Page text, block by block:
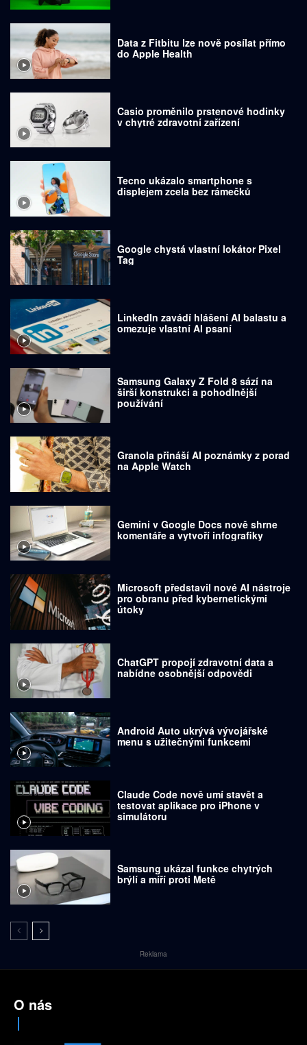
Data z Fitbitu lze nově posílat přímo
do Apple Health
Casio proměnilo prstenové hodinky
v chytré zdravotní zařízení
Tecno ukázalo smartphone s
displejem zcela bez rámečků
Google chystá vlastní lokátor Pixel
Tag
LinkedIn zavádí hlášení AI balastu a
omezuje vlastní AI psaní
Samsung Galaxy Z Fold 8 sází na
širší konstrukci a pohodlnější
používání
Granola přináší AI poznámky z porad
na Apple Watch
Gemini v Google Docs nově shrne
komentáře a vytvoří infografiky
Microsoft představil nové AI nástroje
pro obranu před kybernetickými
útoky
ChatGPT propojí zdravotní data a
nabídne osobnější odpovědi
Android Auto ukrývá vývojářské
menu s užitečnými funkcemi
Claude Code nově umí stavět a
testovat aplikace pro iPhone v
simulátoru
Samsung ukázal funkce chytrých
brýlí a míří proti Metě
Reklama
O nás